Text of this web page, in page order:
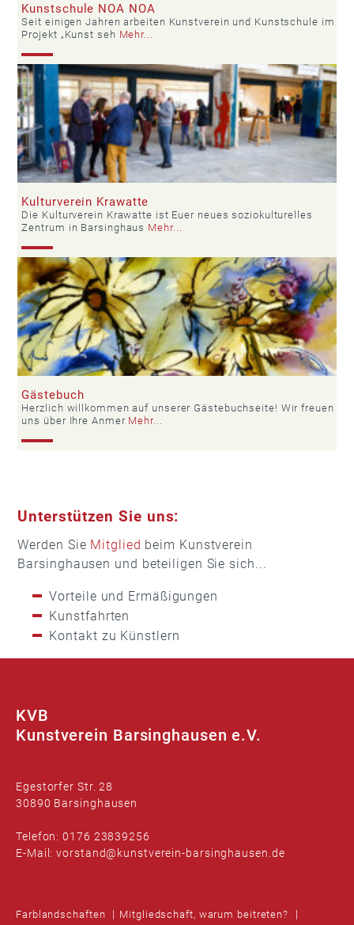
Kunstschule NOA NOA
Seit einigen Jahren arbeiten Kunstverein und Kunstschule im
Projekt „Kunst seh Mehr...
Kulturverein Krawatte
Die Kulturverein Krawatte ist Euer neues soziokulturelles
Zentrum in Barsinghaus Mehr...
Gästebuch
Herzlich willkommen auf unserer Gästebuchseite! Wir freuen
uns über Ihre Anmer Mehr...
Unterstützen Sie uns:
Werden Sie Mitglied beim Kunstverein
Barsinghausen und beteiligen Sie sich...
Vorteile und Ermäßigungen
Kunstfahrten
Kontakt zu Künstlern
KVB
Kunstverein Barsinghausen e.V.
Egestorfer Str. 28
30890 Barsinghausen
Telefon: 0176 23839256
E-Mail: vorstand@kunstverein-barsinghausen.de
Farblandschaften
Mitgliedschaft, warum beitreten?